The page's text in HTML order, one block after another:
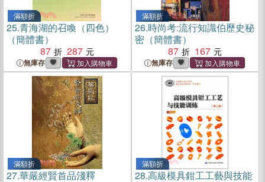
滿額折
25.青海湖的召喚（四色）
（簡體書）
87
287
無庫存
滿額折
26.時尚考:流行知識伯歷史秘
密（簡體書）
87
167
無庫存
滿額折
27.華嚴經賢首品淺釋
滿額折
28.高級模具鉗工工藝與技能